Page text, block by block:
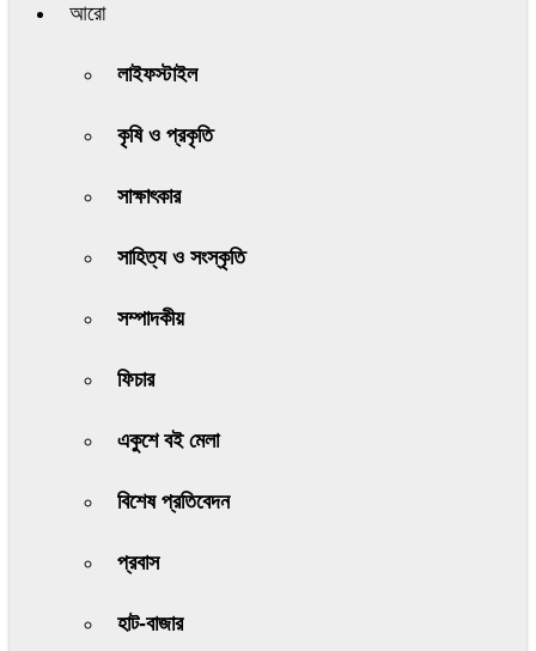
আরো
লাইফস্টাইল
কৃষি ও প্রকৃতি
সাক্ষাৎকার
সাহিত্য ও সংস্কৃতি
সম্পাদকীয়
ফিচার
একুশে বই মেলা
বিশেষ প্রতিবেদন
প্রবাস
হাট-বাজার